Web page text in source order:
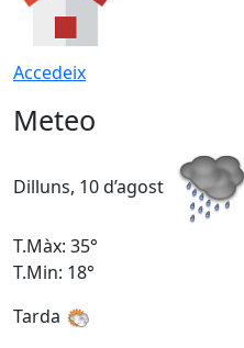
Accedeix
Meteo
Dilluns, 10 d’agost
T.Màx: 35°
T.Min: 18°
Tarda